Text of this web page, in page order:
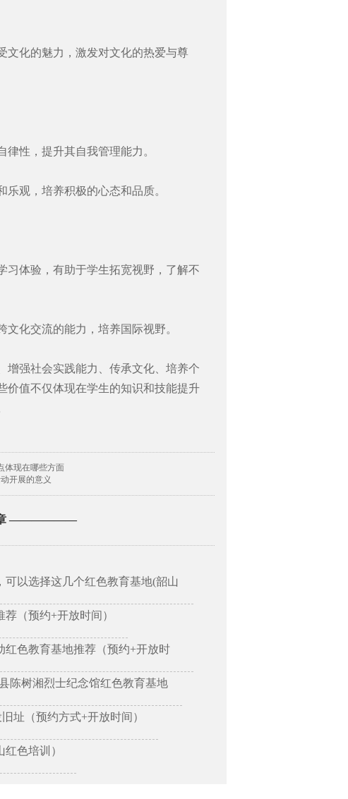
文化的魅力，激发对文化的热爱与尊
性，提升其自我管理能力。
观，培养积极的心态和品质。
习体验，有助于学生拓宽视野，了解不
化交流的能力，培养国际视野。
增强社会实践能力、传承文化、培养个
价值不仅体现在学生的知识和技能提升
体现在哪些方面
开展的意义
——————
以选择这几个红色教育基地(韶山
（预约+开放时间）
红色教育基地推荐（预约+开放时
陈树湘烈士纪念馆红色教育基地
址（预约方式+开放时间）
色培训）